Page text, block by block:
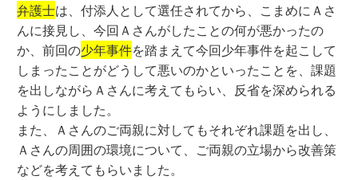
弁護士は、付添人として選任されてから、こまめにＡさ
んに接見し、今回Ａさんがしたことの何が悪かったの
か、前回の少年事件を踏まえて今回少年事件を起こして
しまったことがどうして悪いのかといったことを、課題
を出しながらＡさんに考えてもらい、反省を深められる
ようにしました。
また、Ａさんのご両親に対してもそれぞれ課題を出し、
Ａさんの周囲の環境について、ご両親の立場から改善策
などを考えてもらいました。